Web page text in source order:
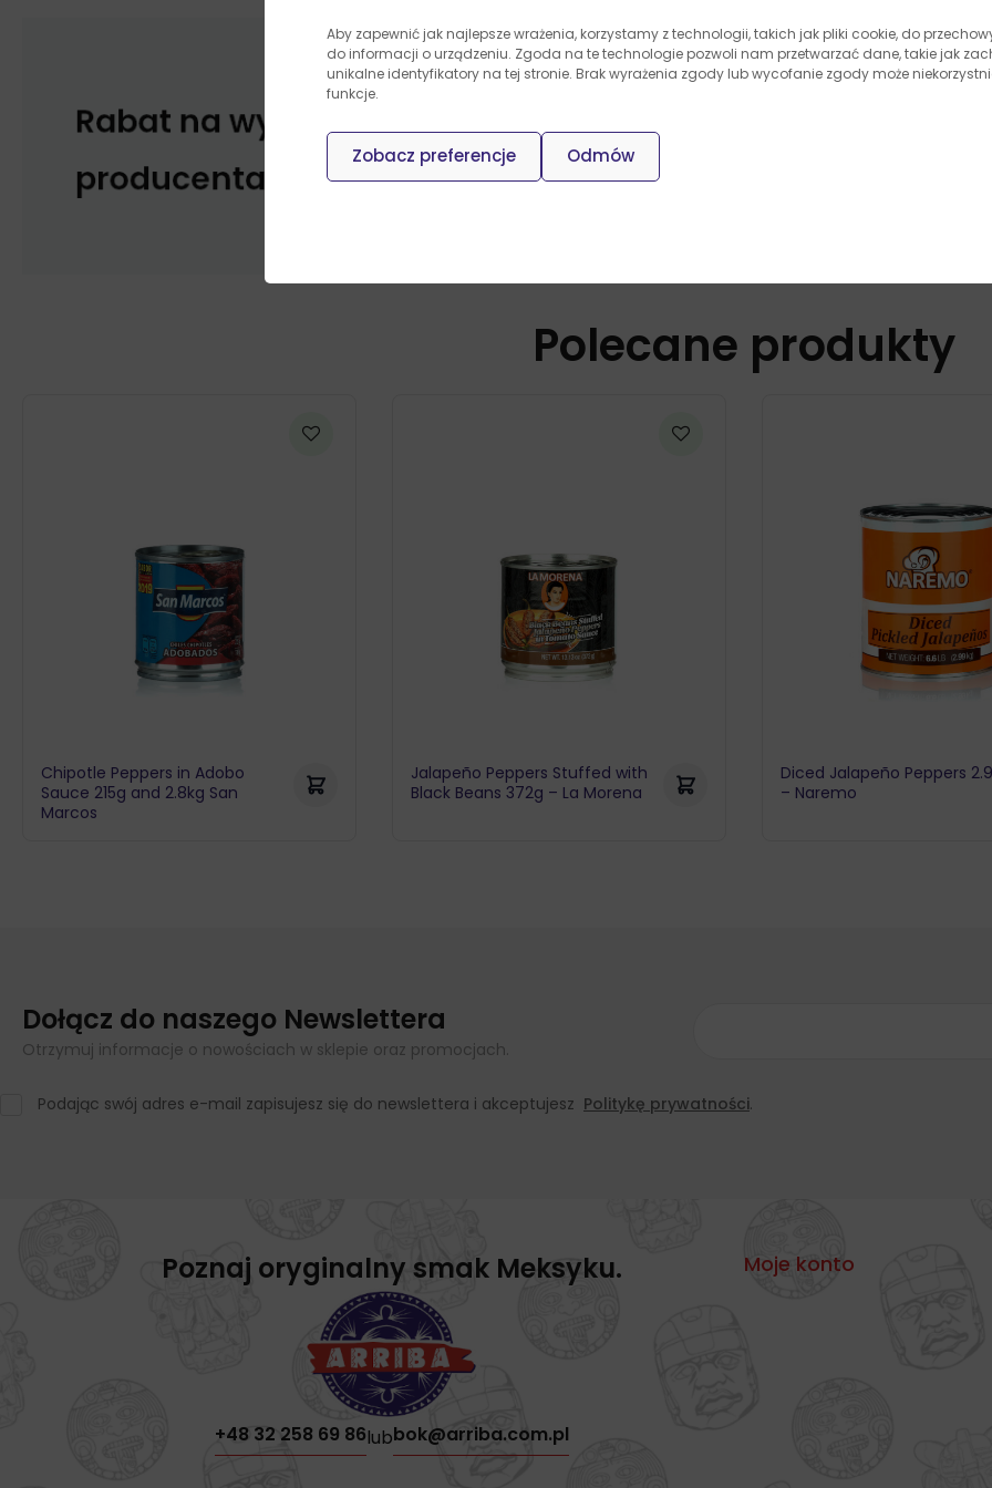
Aby zapewnić jak najlepsze wrażenia, korzystamy z technologii, takich jak pliki cookie, do
do informacji o urządzeniu. Zgoda na te technologie pozwoli nam przetwarzać dane, takie jak
unikalne identyfikatory na tej stronie. Brak wyrażenia zgody lub wycofanie zgody może
funkcje.
Odmów
Zobacz preferencje
Polecane produkty
Chipotle Peppers in Adobo
Sauce 215g and 2.8kg San
Marcos
Jalapeño Peppers Stuffed with
Black Beans 372g – La Morena
Diced Jalapeño Peppers
– Naremo
Dołącz do naszego Newslettera
Otrzymuj informacje o nowościach w sklepie oraz promocjach.
Podając swój adres e-mail zapisujesz się do newslettera i akceptujesz Politykę prywatności.
Poznaj oryginalny smak Meksyku.
+48 32 258 69 86lubbok@arriba.com.pl
Moje konto